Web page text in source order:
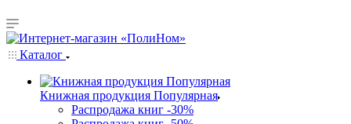
Каталог
Книжная продукция Популярная
Распродажа книг -30%